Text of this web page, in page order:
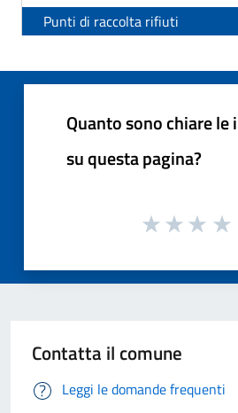
Punti di raccolta rifiuti
Quanto sono chiare
su questa pagina?
Contatta il comune
Leggi le domande frequenti